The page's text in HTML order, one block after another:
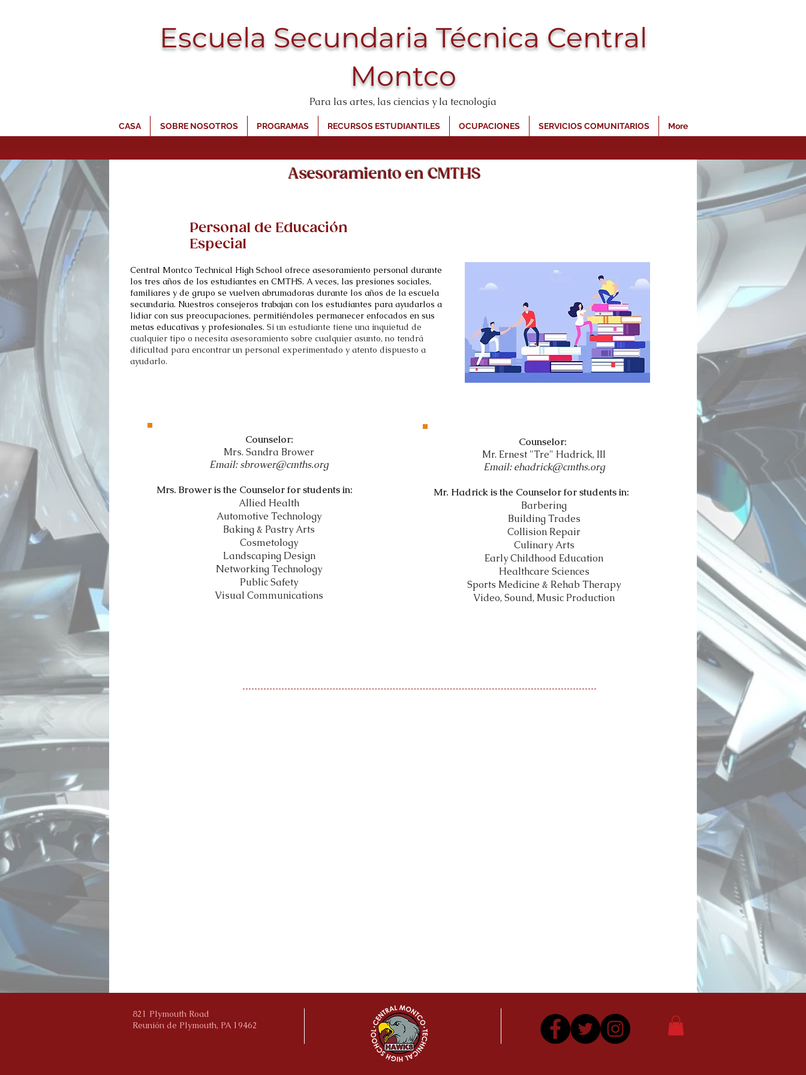
Escuela Secundaria Técnica Central
Montco
Para las artes, las ciencias y la tecnología
CASA SOBRE NOSOTROS PROGRAMAS RECURSOS ESTUDIANTILES OCUPACIONES SERVICIOS COMUNITARIOS More
Asesoramiento en CMTHS
Personal de Educación
Especial
Central Montco Technical High School ofrece asesoramiento personal durante
los tres años de los estudiantes en CMTHS. A veces, las presiones sociales,
familiares y de grupo se vuelven abrumadoras durante los años de la escuela
secundaria. Nuestros consejeros trabajan con los estudiantes para ayudarlos a
lidiar con sus preocupaciones, permitiéndoles permanecer enfocados en sus
metas educativas y profesionales. Si un estudiante tiene una inquietud de
cualquier tipo o necesita asesoramiento sobre cualquier asunto, no tendrá
dificultad para encontrar un personal experimentado y atento dispuesto a
ayudarlo.
Counselor:
Mrs. Sandra Brower
Email: sbrower@cmths.org
Mrs. Brower is the Counselor for students in:
Allied Health
Automotive Technology
Baking & Pastry Arts
Cosmetology
Landscaping Design
Networking Technology
Public Safety
Visual Communications
Counselor:
Mr. Ernest "Tre" Hadrick, III
Email: ehadrick@cmths.org
Mr. Hadrick is the Counselor for students in:
Barbering
Building Trades
Collision Repair
Culinary Arts
Early Childhood Education
Healthcare Sciences
Sports Medicine & Rehab Therapy
Video, Sound, Music Production
821 Plymouth Road
Reunión de Plymouth, PA 19462